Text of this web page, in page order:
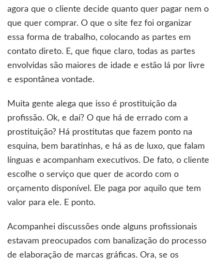
agora que o cliente decide quanto quer pagar nem o
que quer comprar. O que o site fez foi organizar
essa forma de trabalho, colocando as partes em
contato direto. E, que fique claro, todas as partes
envolvidas são maiores de idade e estão lá por livre
e espontânea vontade.
Muita gente alega que isso é prostituição da
profissão. Ok, e daí? O que há de errado com a
prostituição? Há prostitutas que fazem ponto na
esquina, bem baratinhas, e há as de luxo, que falam
línguas e acompanham executivos. De fato, o cliente
escolhe o serviço que quer de acordo com o
orçamento disponível. Ele paga por aquilo que tem
valor para ele. E ponto.
Acompanhei discussões onde alguns profissionais
estavam preocupados com banalização do processo
de elaboração de marcas gráficas. Ora, se os